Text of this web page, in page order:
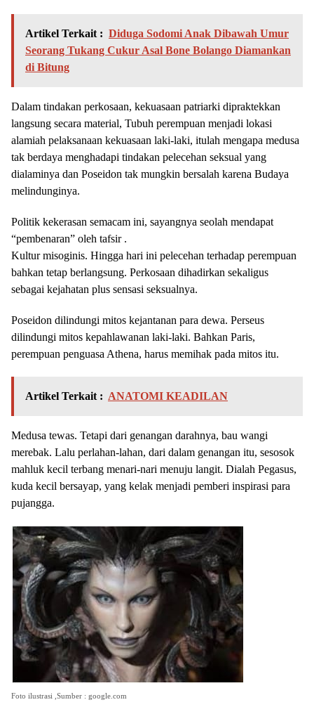
Artikel Terkait : Diduga Sodomi Anak Dibawah Umur
Seorang Tukang Cukur Asal Bone Bolango Diamankan
di Bitung
Dalam tindakan perkosaan, kekuasaan patriarki dipraktekkan
langsung secara material, Tubuh perempuan menjadi lokasi
alamiah pelaksanaan kekuasaan laki-laki, itulah mengapa medusa
tak berdaya menghadapi tindakan pelecehan seksual yang
dialaminya dan Poseidon tak mungkin bersalah karena Budaya
melindunginya.
Politik kekerasan semacam ini, sayangnya seolah mendapat
“pembenaran” oleh tafsir .
Kultur misoginis. Hingga hari ini pelecehan terhadap perempuan
bahkan tetap berlangsung. Perkosaan dihadirkan sekaligus
sebagai kejahatan plus sensasi seksualnya.
Poseidon dilindungi mitos kejantanan para dewa. Perseus
dilindungi mitos kepahlawanan laki-laki. Bahkan Paris,
perempuan penguasa Athena, harus memihak pada mitos itu.
Artikel Terkait : ANATOMI KEADILAN
Medusa tewas. Tetapi dari genangan darahnya, bau wangi
merebak. Lalu perlahan-lahan, dari dalam genangan itu, sesosok
mahluk kecil terbang menari-nari menuju langit. Dialah Pegasus,
kuda kecil bersayap, yang kelak menjadi pemberi inspirasi para
pujangga.
Foto ilustrasi ,Sumber : google.com